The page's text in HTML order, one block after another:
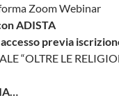
Zoom Webinar
ADISTA
previa
“OLTRE LE